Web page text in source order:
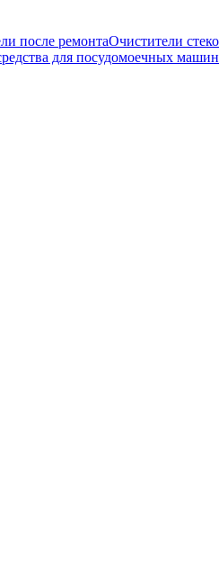
после ремонтаОчистители
для посудомоечных машин